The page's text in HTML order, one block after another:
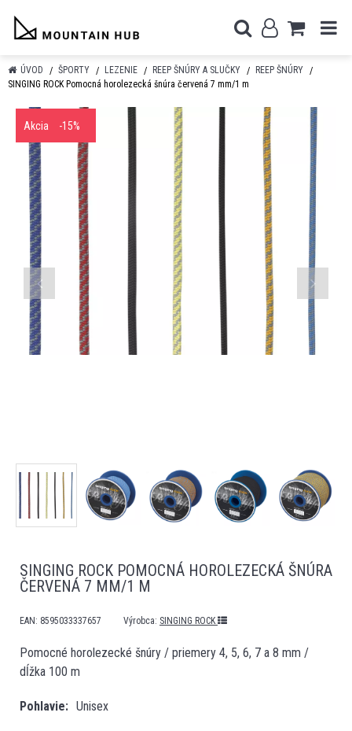
ÚVOD ŠPORTY LEZENIE REEP ŠNÚRY A SLUČKY
REEP ŠNÚRY
SINGING ROCK Pomocná horolezecká šnúra červená 7 mm/1 m
Akcia -15%
SINGING ROCK POMOCNÁ HOROLEZECKÁ ŠNÚRA
ČERVENÁ 7 MM/1 M
EAN: 8595033337657 Výrobca: SINGING ROCK
Pomocné horolezecké šnúry / priemery 4, 5, 6, 7 a 8 mm /
dĺžka 100 m
Pohlavie Unisex